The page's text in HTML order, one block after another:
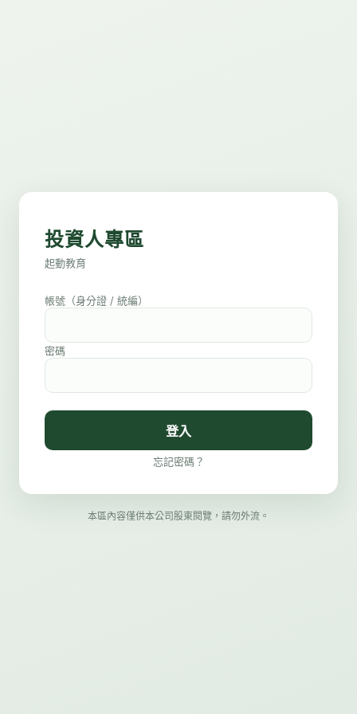
投資人專區
起動教育
帳號（身分證 / 統編）
密碼
登入
忘記密碼？
本區內容僅供本公司股東閱覽，請勿外流。